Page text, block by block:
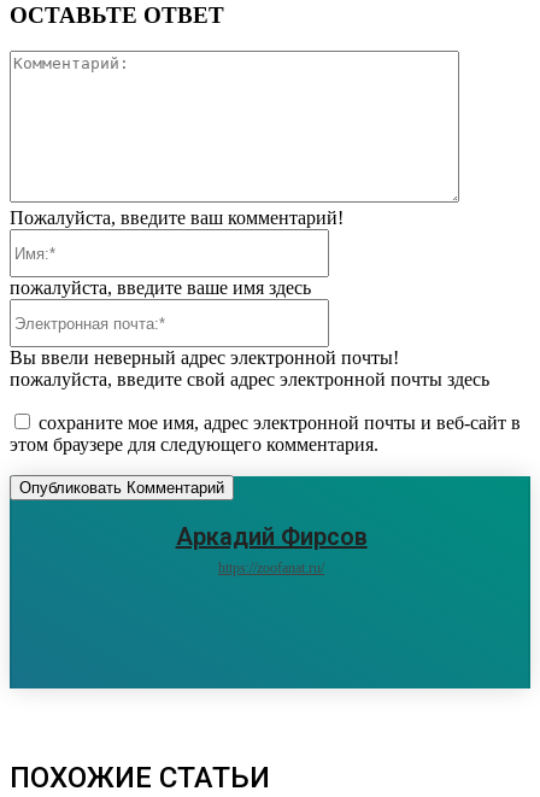
ОСТАВЬТЕ ОТВЕТ
Пожалуйста, введите ваш комментарий!
пожалуйста, введите ваше имя здесь
Вы ввели неверный адрес электронной почты!
пожалуйста, введите свой адрес электронной почты здесь
сохраните мое имя, адрес электронной почты и веб-сайт в
этом браузере для следующего комментария.
Аркадий Фирсов
https://zoofanat.ru/
ПОХОЖИЕ СТАТЬИ